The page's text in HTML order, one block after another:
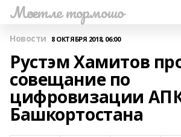
Мәсетле тормошо
Новости 8 ОКТЯБРЯ 2018, 06:00
Рустэм Хамитов
совещание по
цифровизации
Башкортостана